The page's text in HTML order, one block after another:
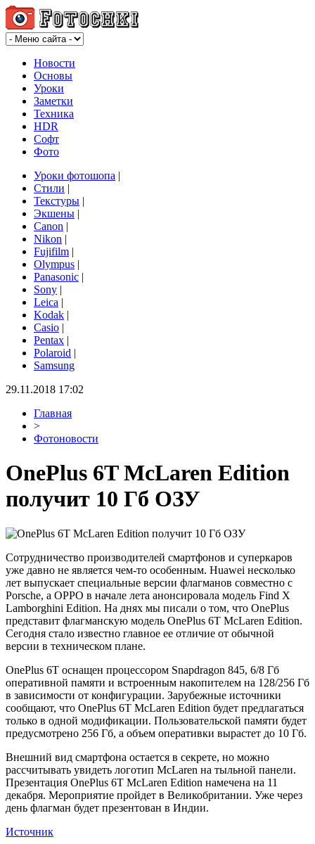
Новости
Основы
Уроки
Заметки
Техника
HDR
Софт
Фото
Уроки фотошопа |
Стили |
Текстуры |
Экшены |
Canon |
Nikon |
Fujifilm |
Olympus |
Panasonic |
Sony |
Leica |
Kodak |
Casio |
Pentax |
Polaroid |
Samsung
29.11.2018 17:02
Главная
>
Фотоновости
OnePlus 6T McLaren Edition
получит 10 Гб ОЗУ
Сотрудничество производителей смартфонов и суперкаров
уже давно не является чем-то особенным. Huawei несколько
лет выпускает специальные версии флагманов совместно с
Porsche, а OPPO в начале лета анонсировала модель Find X
Lamborghini Edition. На днях мы писали о том, что OnePlus
представит флагманскую модель OnePlus 6T McLaren Edition.
Сегодня стало известно главное ее отличие от обычной
версии в техническом плане.
OnePlus 6T оснащен процессором Snapdragon 845, 6/8 Гб
оперативной памяти и встроенным накопителем на 128/256 Гб
в зависимости от конфигурации. Зарубежные источники
сообщают, что OnePlus 6T McLaren Edition будет предлагаться
только в одной модификации. Пользовательской памяти будет
предусмотрено 256 Гб, а объем оперативки вырастет до 10 Гб.
Внешний вид смартфона остается в секрете, но можно
рассчитывать увидеть логотип McLaren на тыльной панели.
Презентация OnePlus 6T McLaren Edition намечена на 11
декабря. Мероприятие пройдет в Великобритании. Уже через
день флагман будет презентован в Индии.
Источник